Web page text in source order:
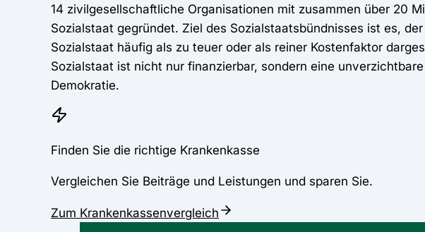
14 zivilgesellschaftliche Organisationen mit zusammen über 20
Sozialstaat gegründet. Ziel des Sozialstaatsbündnisses ist es,
Sozialstaat häufig als zu teuer oder als reiner Kostenfaktor
Sozialstaat ist nicht nur finanzierbar, sondern eine
Demokratie.
Finden Sie die richtige Krankenkasse
Vergleichen Sie Beiträge und Leistungen und sparen Sie.
Zum Krankenkassenvergleich